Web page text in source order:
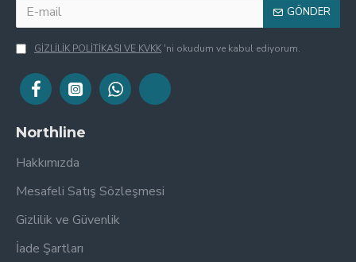
GÖNDER
GİZLİLİK POLİTİKASI VE KVKK 'ni okudum ve kabul ediyorum.
Northline
Hakkımızda
Mesafeli Satış Sözleşmesi
Gizlilik ve Güvenlik
İade Şartları